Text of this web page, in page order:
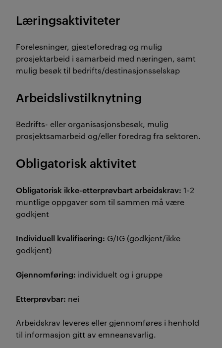
Læringsaktiviteter
Forelesninger, gjesteforedrag og mulig
prosjektarbeid i samarbeid med næringen, samt
mulig besøk til bedrifts/destinasjonsselskap
Arbeidslivstilknytning
Bedrifts- eller organisasjonsbesøk, mulig
prosjektsamarbeid og/eller foredrag fra sektoren.
Obligatorisk aktivitet
Obligatorisk ikke-etterprøvbart arbeidskrav: 1-2
muntlige oppgaver som til sammen må være
godkjent
Individuell kvalifisering: G/IG (godkjent/ikke
godkjent)
Gjennomføring: individuelt og i gruppe
Etterprøvbar: nei
Arbeidskrav leveres eller gjennomføres i henhold
til informasjon gitt av emneansvarlig.